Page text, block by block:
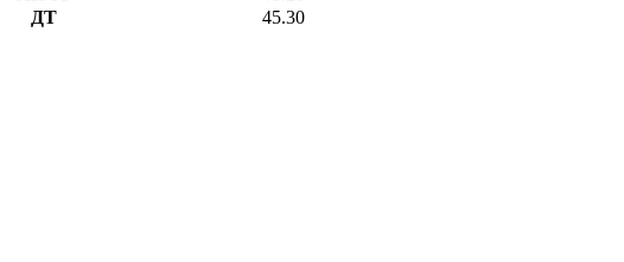
ДТ 45.30